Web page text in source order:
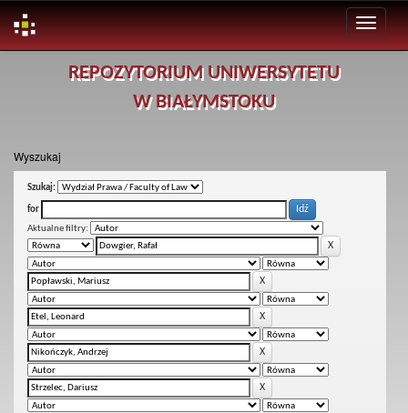
REPOZYTORIUM UNIWERSYTETU
W BIAŁYMSTOKU
Wyszukaj
Szukaj:
for
Aktualne filtry: